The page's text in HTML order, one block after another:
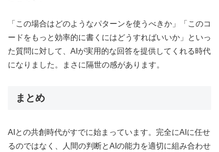
「この場合はどのようなパターンを使うべきか」「このコ
ードをもっと効率的に書くにはどうすればいいか」といっ
た質問に対して、AIが実用的な回答を提供してくれる時代
になりました。まさに隔世の感があります。
まとめ
AIとの共創時代がすでに始まっています。完全にAIに任せ
るのではなく、人間の判断とAIの能力を適切に組み合わせ